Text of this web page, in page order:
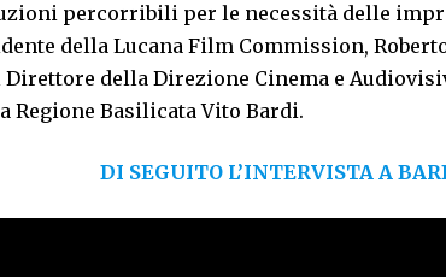
percorribili per le necessità delle
della Lucana Film Commission,
della Direzione Cinema e
Regione Basilicata Vito Bardi.
DI SEGUITO L’INTERVISTA A